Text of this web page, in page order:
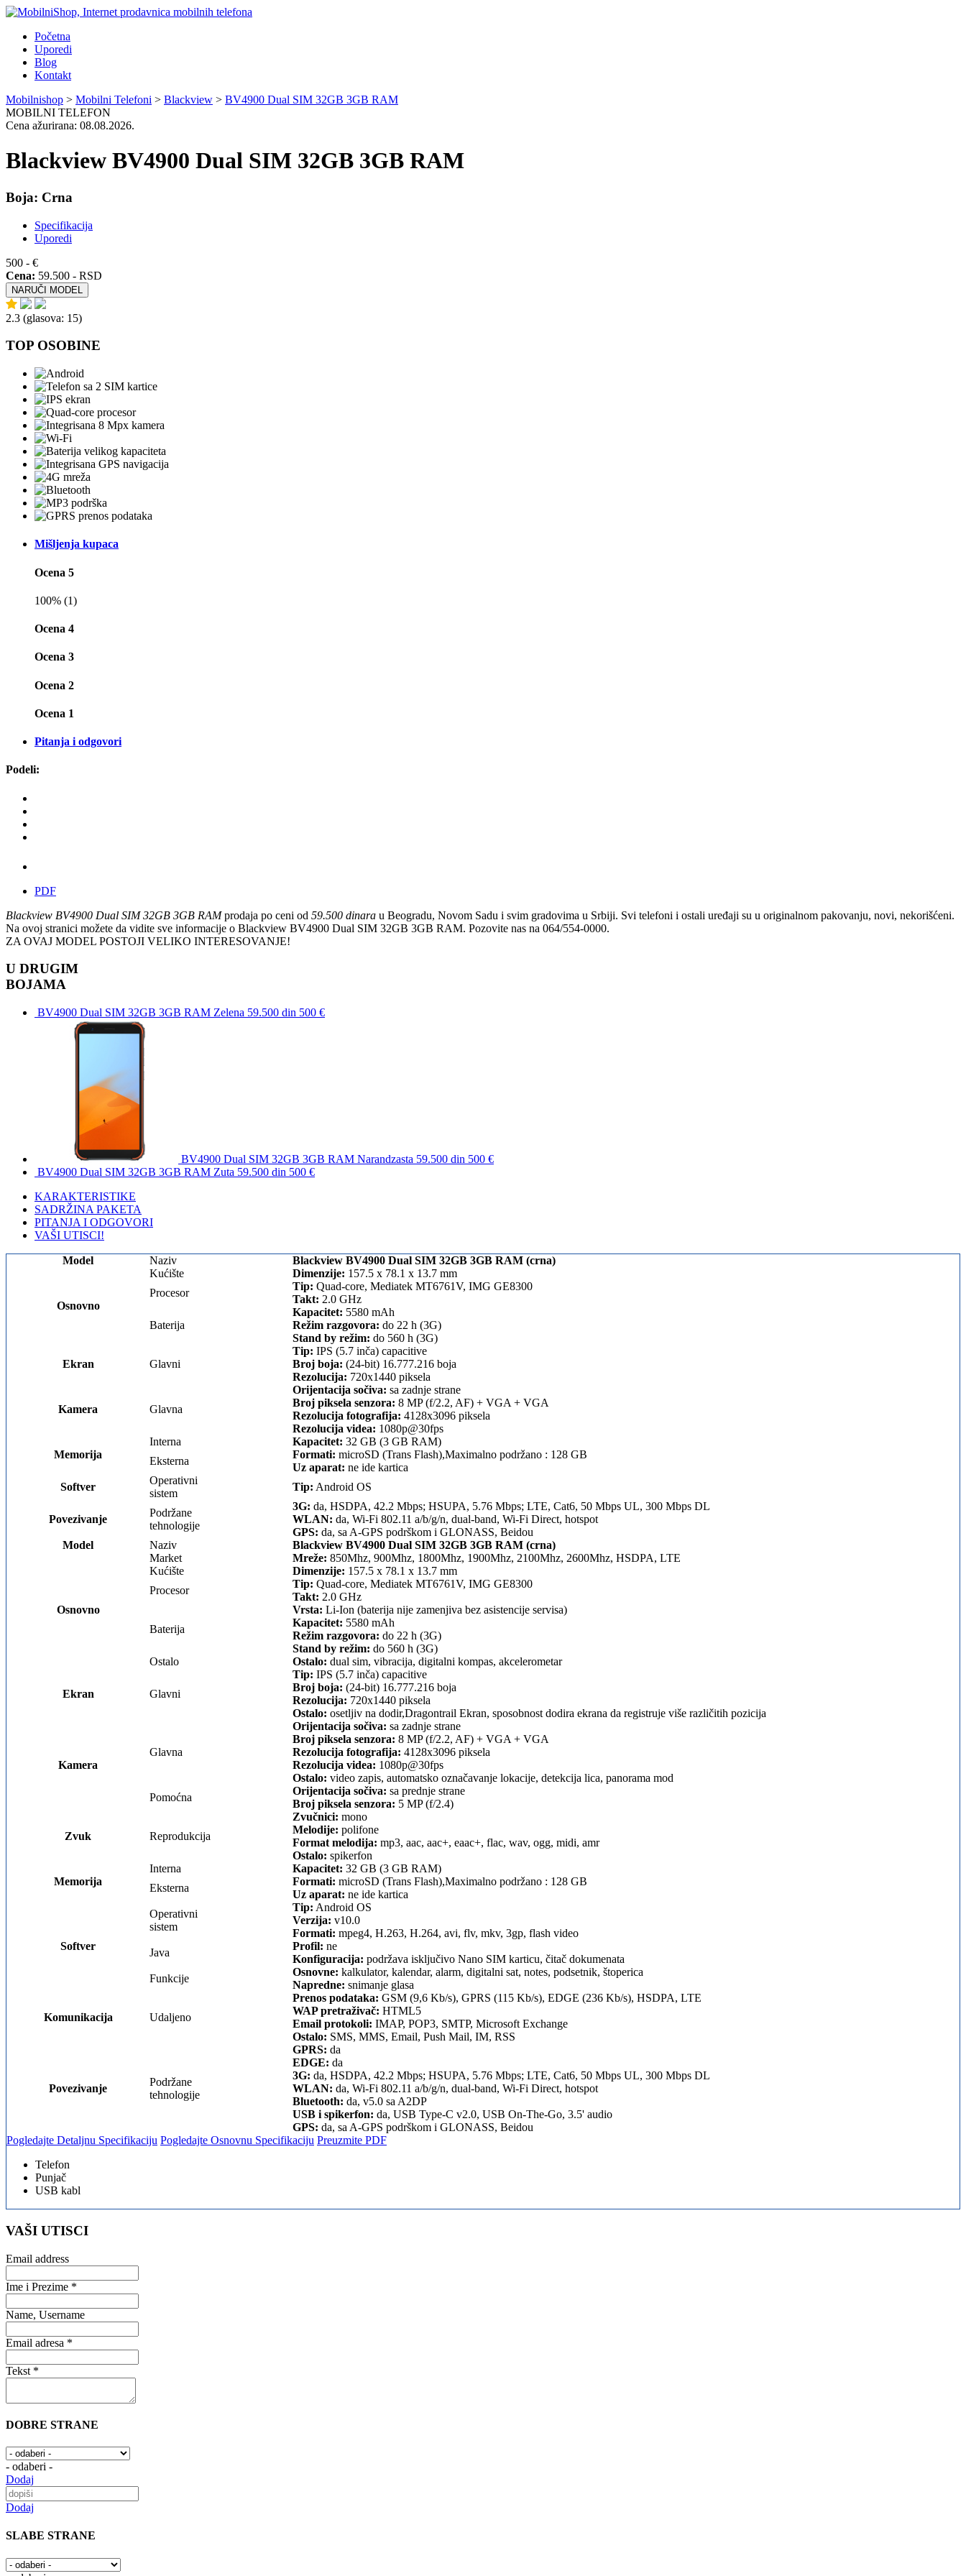
Početna
Uporedi
Blog
Kontakt
Mobilnishop > Mobilni Telefoni > Blackview > BV4900 Dual SIM 32GB 3GB RAM
MOBILNI TELEFON
Cena ažurirana: 08.08.2026.
Blackview BV4900 Dual SIM 32GB 3GB RAM
Boja: Crna
Specifikacija
Uporedi
500 - €
Cena: 59.500 - RSD
NARUČI MODEL
2.3 (glasova: 15)
TOP OSOBINE
Mišljenja kupaca
Ocena 5
100% (1)
Ocena 4
Ocena 3
Ocena 2
Ocena 1
Pitanja i odgovori
Podeli:
PDF
Blackview BV4900 Dual SIM 32GB 3GB RAMprodaja po ceni od 59.500 dinara u Beogradu, Novom Sadu i svim gradovima u Srbiji. Svi telefoni i ostali uređaji su u originalnom pakovanju, novi, nekorišćeni.
Na ovoj stranici možete da vidite sve informacije o Blackview BV4900 Dual SIM 32GB 3GB RAM. Pozovite nas na 064/554-0000.
ZA OVAJ MODEL POSTOJI VELIKO INTERESOVANJE!
U DRUGIM
BOJAMA
BV4900 Dual SIM 32GB 3GB RAM Zelena 59.500 din 500 €
BV4900 Dual SIM 32GB 3GB RAM Narandzasta 59.500 din 500 €
BV4900 Dual SIM 32GB 3GB RAM Zuta 59.500 din 500 €
KARAKTERISTIKE
SADRŽINA PAKETA
PITANJA I ODGOVORI
VAŠI UTISCI!
Model Naziv Blackview BV4900 Dual SIM 32GB 3GB RAM (crna)
Osnovno
Kućište Dimenzije: 157.5 x 78.1 x 13.7 mm
Procesor
Tip: Quad-core, Mediatek MT6761V, IMG GE8300
Takt: 2.0 GHz
Baterija
Kapacitet: 5580 mAh
Režim razgovora: do 22 h (3G)
Stand by režim: do 560 h (3G)
Ekran Glavni
Tip: IPS (5.7 inča) capacitive
Broj boja: (24-bit) 16.777.216 boja
Rezolucija: 720x1440 piksela
Kamera Glavna
Orijentacija sočiva: sa zadnje strane
Broj piksela senzora: 8 MP (f/2.2, AF) + VGA + VGA
Rezolucija fotografija: 4128x3096 piksela
Rezolucija videa: 1080p@30fps
Memorija
Interna Kapacitet: 32 GB (3 GB RAM)
Eksterna
Formati: microSD (Trans Flash),Maximalno podržano : 128 GB
Uz aparat: ne ide kartica
Softver
Operativni
sistem
Tip: Android OS
Povezivanje
Podržane
tehnologije
3G: da, HSDPA, 42.2 Mbps; HSUPA, 5.76 Mbps; LTE, Cat6, 50 Mbps UL, 300 Mbps DL
WLAN: da, Wi-Fi 802.11 a/b/g/n, dual-band, Wi-Fi Direct, hotspot
GPS: da, sa A-GPS podrškom i GLONASS, Beidou
Model
Naziv Blackview BV4900 Dual SIM 32GB 3GB RAM (crna)
Osnovno
Market Mreže: 850Mhz, 900Mhz, 1800Mhz, 1900Mhz, 2100Mhz, 2600Mhz, HSDPA, LTE
Kućište
Dimenzije: 157.5 x 78.1 x 13.7 mm
Procesor
Tip: Quad-core, Mediatek MT6761V, IMG GE8300
Takt: 2.0 GHz
Baterija
Vrsta: Li-Ion (baterija nije zamenjiva bez asistencije servisa)
Kapacitet: 5580 mAh
Režim razgovora: do 22 h (3G)
Stand by režim: do 560 h (3G)
Ostalo
Ostalo: dual sim, vibracija, digitalni kompas, akcelerometar
Ekran Glavni
Tip: IPS (5.7 inča) capacitive
Broj boja: (24-bit) 16.777.216 boja
Rezolucija: 720x1440 piksela
Ostalo: osetljiv na dodir,Dragontrail Ekran, sposobnost dodira ekrana da registruje više različitih pozicija
Kamera
Glavna
Orijentacija sočiva: sa zadnje strane
Broj piksela senzora: 8 MP (f/2.2, AF) + VGA + VGA
Rezolucija fotografija: 4128x3096 piksela
Rezolucija videa: 1080p@30fps
Ostalo: video zapis, automatsko označavanje lokacije, detekcija lica, panorama mod
Pomoćna
Orijentacija sočiva: sa prednje strane
Broj piksela senzora: 5 MP (f/2.4)
Zvuk Reprodukcija
Zvučnici: mono
Melodije: polifone
Format melodija: mp3, aac, aac+, eaac+, flac, wav, ogg, midi, amr
Ostalo: spikerfon
Memorija
Interna Kapacitet: 32 GB (3 GB RAM)
Eksterna
Formati: microSD (Trans Flash),Maximalno podržano : 128 GB
Uz aparat: ne ide kartica
Softver
Operativni
sistem
Tip: Android OS
Verzija: v10.0
Formati: mpeg4, H.263, H.264, avi, flv, mkv, 3gp, flash video
Java
Profil: ne
Konfiguracija: podržava isključivo Nano SIM karticu, čitač dokumenata
Funkcije
Osnovne: kalkulator, kalendar, alarm, digitalni sat, notes, podsetnik, štoperica
Napredne: snimanje glasa
Komunikacija Udaljeno
Prenos podataka: GSM (9,6 Kb/s), GPRS (115 Kb/s), EDGE (236 Kb/s), HSDPA, LTE
WAP pretraživač: HTML5
Email protokoli: IMAP, POP3, SMTP, Microsoft Exchange
Ostalo: SMS, MMS, Email, Push Mail, IM, RSS
Povezivanje
Podržane
tehnologije
GPRS: da
EDGE: da
3G: da, HSDPA, 42.2 Mbps; HSUPA, 5.76 Mbps; LTE, Cat6, 50 Mbps UL, 300 Mbps DL
WLAN: da, Wi-Fi 802.11 a/b/g/n, dual-band, Wi-Fi Direct, hotspot
Bluetooth: da, v5.0 sa A2DP
USB i spikerfon: da, USB Type-C v2.0, USB On-The-Go, 3.5' audio
GPS: da, sa A-GPS podrškom i GLONASS, Beidou
Pogledajte Detaljnu Specifikaciju Pogledajte Osnovnu Specifikaciju Preuzmite PDF
Telefon
Punjač
USB kabl
VAŠI UTISCI
Email address
Ime i Prezime *
Name, Username
Email adresa *
Tekst *
DOBRE STRANE
- odaberi -
Dodaj
Dodaj
SLABE STRANE